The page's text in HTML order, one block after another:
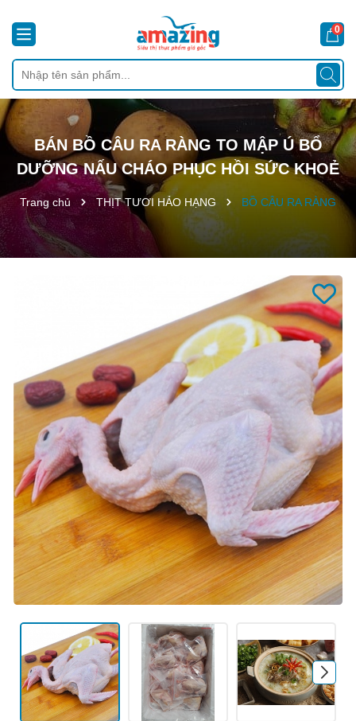
0
BÁN BỒ CÂU RA RÀNG TO MẬP Ú BỔ
DƯỠNG NẤU CHÁO PHỤC HỒI SỨC KHOẺ
Trang chủ THỊT TƯƠI HẢO HẠNG BỒ CÂU RA RÀNG
Mã giảm giá:
Ngày hết hạn:
Điều kiện: